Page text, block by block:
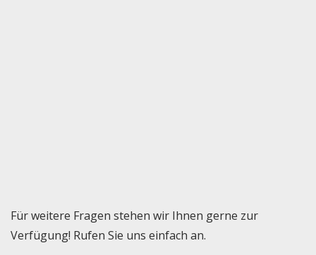
Für weitere Fragen stehen wir Ihnen gerne zur
Verfügung! Rufen Sie uns einfach an.